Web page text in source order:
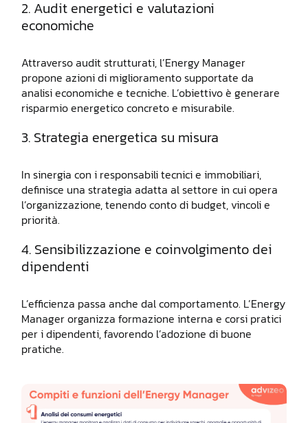
2. Audit energetici e valutazioni
economiche
Attraverso audit strutturati, l’Energy Manager
propone azioni di miglioramento supportate da
analisi economiche e tecniche. L’obiettivo è generare
risparmio energetico concreto e misurabile.
3. Strategia energetica su misura
In sinergia con i responsabili tecnici e immobiliari,
definisce una strategia adatta al settore in cui opera
l’organizzazione, tenendo conto di budget, vincoli e
priorità.
4. Sensibilizzazione e coinvolgimento dei
dipendenti
L’efficienza passa anche dal comportamento. L’Energy
Manager organizza formazione interna e corsi pratici
per i dipendenti, favorendo l’adozione di buone
pratiche.